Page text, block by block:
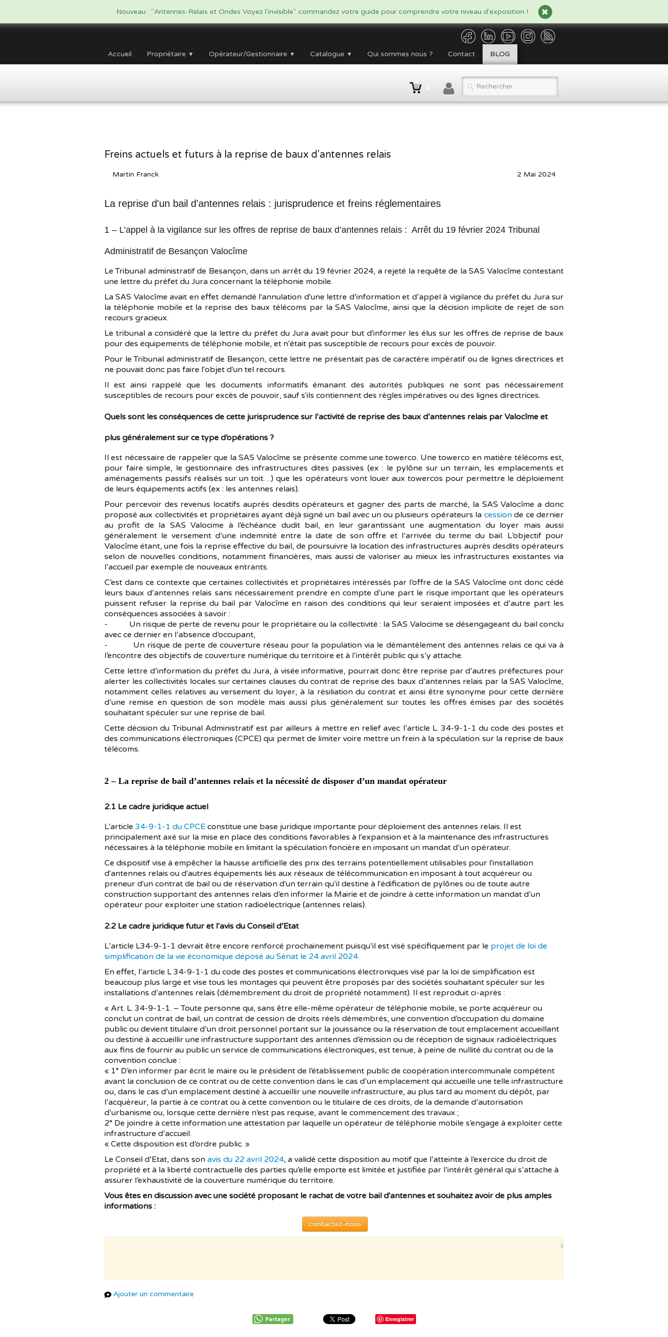
Nouveau : "Antennes-Relais et Ondes Voyez l'invisible" commandez votre guide pour comprendre votre niveau d'exposition !
Accueil Propriétaire ▼ Opérateur/Gestionnaire ▼ Catalogue ▼ Qui sommes nous ? Contact BLOG
Freins actuels et futurs à la reprise de baux d'antennes relais
Martin Franck 2 Mai 2024
La reprise d'un bail d'antennes relais : jurisprudence et freins réglementaires
1 – L’appel à la vigilance sur les offres de reprise de baux d’antennes relais : Arrêt du 19 février 2024 Tribunal
Administratif de Besançon Valocîme
Le Tribunal administratif de Besançon, dans un arrêt du 19 février 2024, a rejeté la requête de la SAS Valocîme contestant
une lettre du préfet du Jura concernant la téléphonie mobile.
La SAS Valocîme avait en effet demandé l'annulation d'une lettre d’information et d’appel à vigilance du préfet du Jura sur
la téléphonie mobile et la reprise des baux télécoms par la SAS Valocîme, ainsi que la décision implicite de rejet de son
recours gracieux.
Le tribunal a considéré que la lettre du préfet du Jura avait pour but d'informer les élus sur les offres de reprise de baux
pour des équipements de téléphonie mobile, et n'était pas susceptible de recours pour excès de pouvoir.
Pour le Tribunal administratif de Besançon, cette lettre ne présentait pas de caractère impératif ou de lignes directrices et
ne pouvait donc pas faire l'objet d'un tel recours.
Il est ainsi rappelé que les documents informatifs émanant des autorités publiques ne sont pas nécessairement
susceptibles de recours pour excès de pouvoir, sauf s'ils contiennent des règles impératives ou des lignes directrices.
Quels sont les conséquences de cette jurisprudence sur l’activité de reprise des baux d’antennes relais par Valocîme et
plus généralement sur ce type d’opérations ?
Il est nécessaire de rappeler que la SAS Valocîme se présente comme une towerco. Une towerco en matière télécoms est,
pour faire simple, le gestionnaire des infrastructures dites passives (ex : le pylône sur un terrain, les emplacements et
aménagements passifs réalisés sur un toit…) que les opérateurs vont louer aux towercos pour permettre le déploiement
de leurs équipements actifs (ex : les antennes relais).
Pour percevoir des revenus locatifs auprès desdits opérateurs et gagner des parts de marché, la SAS Valocîme a donc
proposé aux collectivités et propriétaires ayant déjà signé un bail avec un ou plusieurs opérateurs la cessionde ce dernier
au profit de la SAS Valocime à l’échéance dudit bail, en leur garantissant une augmentation du loyer mais aussi
généralement le versement d’une indemnité entre la date de son offre et l’arrivée du terme du bail. L’objectif pour
Valocîme étant, une fois la reprise effective du bail, de poursuivre la location des infrastructures auprès desdits opérateurs
selon de nouvelles conditions, notamment financières, mais aussi de valoriser au mieux les infrastructures existantes via
l’accueil par exemple de nouveaux entrants.
C’est dans ce contexte que certaines collectivités et propriétaires intéressés par l’offre de la SAS Valocîme ont donc cédé
leurs baux d’antennes relais sans nécessairement prendre en compte d’une part le risque important que les opérateurs
puissent refuser la reprise du bail par Valocîme en raison des conditions qui leur seraient imposées et d’autre part les
conséquences associées à savoir :
- Un risque de perte de revenu pour le propriétaire ou la collectivité : la SAS Valocime se désengageant du bail conclu
avec ce dernier en l’absence d’occupant,
- Un risque de perte de couverture réseau pour la population via le démantèlement des antennes relais ce qui va à
l’encontre des objectifs de couverture numérique du territoire et à l’intérêt public qui s’y attache.
Cette lettre d’information du préfet du Jura, à visée informative, pourrait donc être reprise par d’autres préfectures pour
alerter les collectivités locales sur certaines clauses du contrat de reprise des baux d’antennes relais par la SAS Valocîme,
notamment celles relatives au versement du loyer, à la résiliation du contrat et ainsi être synonyme pour cette dernière
d’une remise en question de son modèle mais aussi plus généralement sur toutes les offres émises par des sociétés
souhaitant spéculer sur une reprise de bail.
Cette décision du Tribunal Administratif est par ailleurs à mettre en relief avec l’article L. 34-9-1-1 du code des postes et
des communications électroniques (CPCE) qui permet de limiter voire mettre un frein à la spéculation sur la reprise de baux
télécoms.
2 – La reprise de bail d’antennes relais et la nécessité de disposer d’un mandat opérateur
2.1 Le cadre juridique actuel
L'article 34-9-1-1 du CPCE constitue une base juridique importante pour déploiement des antennes relais. Il est
principalement axé sur la mise en place des conditions favorables à l'expansion et à la maintenance des infrastructures
nécessaires à la téléphonie mobile en limitant la spéculation foncière en imposant un mandat d’un opérateur.
Ce dispositif vise à empêcher la hausse artificielle des prix des terrains potentiellement utilisables pour l'installation
d'antennes relais ou d'autres équipements liés aux réseaux de télécommunication en imposant à tout acquéreur ou
preneur d'un contrat de bail ou de réservation d'un terrain qu’il destine à l'édification de pylônes ou de toute autre
construction supportant des antennes relais d’en informer la Mairie et de joindre à cette information un mandat d’un
opérateur pour exploiter une station radioélectrique (antennes relais).
2.2 Le cadre juridique futur et l’avis du Conseil d’Etat
L’article L34-9-1-1 devrait être encore renforcé prochainement puisqu’il est visé spécifiquement par le projet de loi de
simplification de la vie économique déposé au Sénat le 24 avril 2024.
En effet, l’article L 34-9-1-1 du code des postes et communications électroniques visé par la loi de simplification est
beaucoup plus large et vise tous les montages qui peuvent être proposés par des sociétés souhaitant spéculer sur les
installations d’antennes relais (démembrement du droit de propriété notamment). Il est reproduit ci-après :
« Art. L. 34-9-1-1. – Toute personne qui, sans être elle-même opérateur de téléphonie mobile, se porte acquéreur ou
conclut un contrat de bail, un contrat de cession de droits réels démembrés, une convention d’occupation du domaine
public ou devient titulaire d’un droit personnel portant sur la jouissance ou la réservation de tout emplacement accueillant
ou destiné à accueillir une infrastructure supportant des antennes d’émission ou de réception de signaux radioélectriques
aux fins de fournir au public un service de communications électroniques, est tenue, à peine de nullité du contrat ou de la
convention conclue :
« 1° D’en informer par écrit le maire ou le président de l’établissement public de coopération intercommunale compétent
avant la conclusion de ce contrat ou de cette convention dans le cas d’un emplacement qui accueille une telle infrastructure
ou, dans le cas d’un emplacement destiné à accueillir une nouvelle infrastructure, au plus tard au moment du dépôt, par
l’acquéreur, la partie à ce contrat ou à cette convention ou le titulaire de ces droits, de la demande d’autorisation
d’urbanisme ou, lorsque cette dernière n’est pas requise, avant le commencement des travaux ;
2° De joindre à cette information une attestation par laquelle un opérateur de téléphonie mobile s’engage à exploiter cette
infrastructure d’accueil.
« Cette disposition est d’ordre public. »
Le Conseil d’Etat, dans son avis du 22 avril 2024, a validé cette disposition au motif que l’atteinte à l’exercice du droit de
propriété et à la liberté contractuelle des parties qu’elle emporte est limitée et justifiée par l’intérêt général qui s’attache à
assurer l’exhaustivité de la couverture numérique du territoire.
Vous êtes en discussion avec une société proposant le rachat de votre bail d'antennes et souhaitez avoir de plus amples
informations :
contactez-nous
×
Ajouter un commentaire
Partager Enregistrer